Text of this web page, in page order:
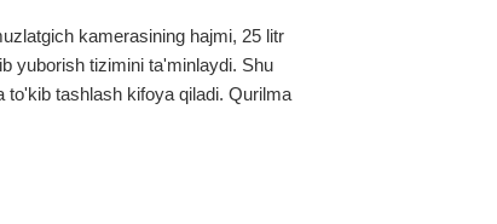
kamerasining hajmi, 25 litr
yuborish tizimini ta'minlaydi. Shu
tashlash kifoya qiladi. Qurilma